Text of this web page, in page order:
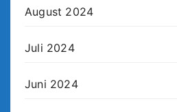
August 2024
Juli 2024
Juni 2024